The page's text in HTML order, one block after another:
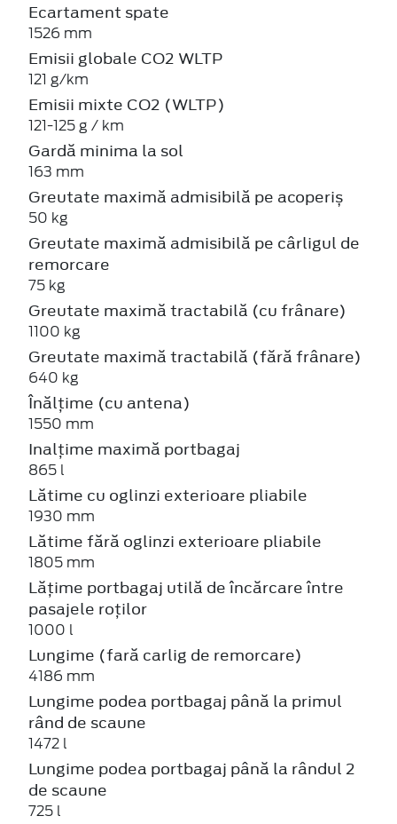
Ecartament spate
1526 mm
Emisii globale CO2 WLTP
121 g/km
Emisii mixte CO2 (WLTP)
121-125 g / km
Gardă minima la sol
163 mm
Greutate maximă admisibilă pe acoperiș
50 kg
Greutate maximă admisibilă pe cârligul de
remorcare
75 kg
Greutate maximă tractabilă (cu frânare)
1100 kg
Greutate maximă tractabilă (fără frânare)
640 kg
Înălțime (cu antena)
1550 mm
Inalțime maximă portbagaj
865 l
Lătime cu oglinzi exterioare pliabile
1930 mm
Lătime fără oglinzi exterioare pliabile
1805 mm
Lățime portbagaj utilă de încărcare între
pasajele roților
1000 l
Lungime (fară carlig de remorcare)
4186 mm
Lungime podea portbagaj până la primul
rând de scaune
1472 l
Lungime podea portbagaj până la rândul 2
de scaune
725 l